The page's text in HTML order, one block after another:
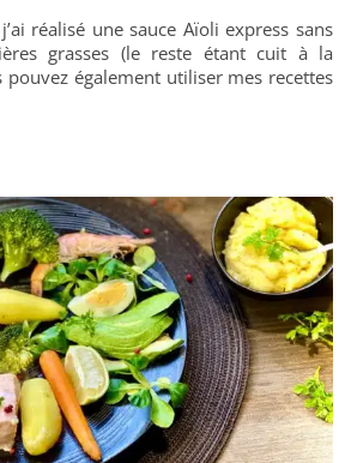
réalisé une sauce Aïoli express sans
grasses (le reste étant cuit à la
également utiliser mes recettes